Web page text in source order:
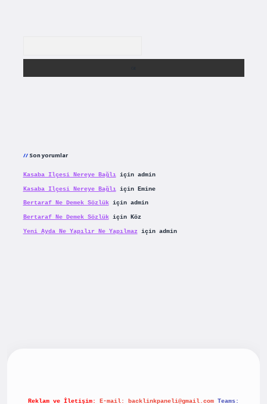
Son yorumlar
Kasaba Ilçesi Nereye Bağlıiçin admin
Kasaba Ilçesi Nereye Bağlıiçin Emine
Bertaraf Ne Demek Sözlükiçin admin
Bertaraf Ne Demek Sözlükiçin Köz
Yeni Ayda Ne Yapılır Ne Yapılmaziçin admin
Reklam ve İletişim: E-mail: backlinkpaneli@gmail.com Teams: